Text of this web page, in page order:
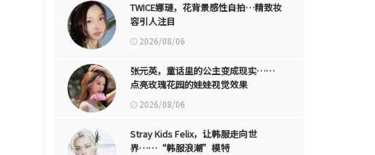
TWICE娜璉，花背景感性自拍…精致妆
容引人注目
2026/08/06
张元英，童话里的公主变成现实……
点亮玫瑰花园的娃娃视觉效果
2026/08/06
Stray Kids Felix，让韩服走向世
界……“韩服浪潮”模特